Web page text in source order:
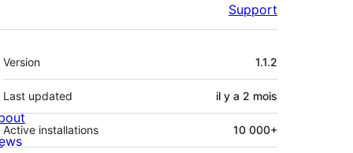
Support
Méta
Version 1.1.2
Last updated il y a 2 mois
Active installations 10 000+